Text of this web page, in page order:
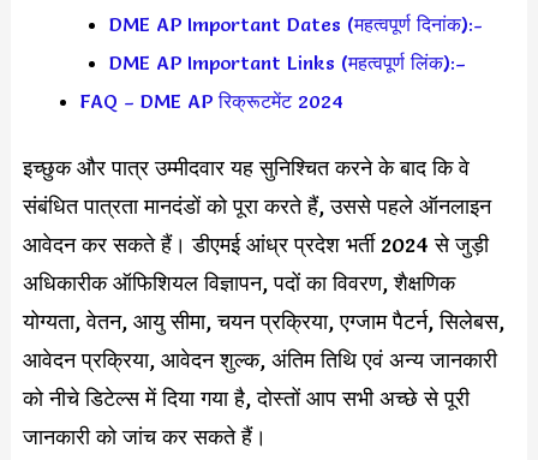
DME AP Important Dates (महत्वपूर्ण दिनांक):-
DME AP Important Links (महत्वपूर्ण लिंक):–
FAQ – DME AP रिक्रूटमेंट 2024
इच्छुक और पात्र उम्मीदवार यह सुनिश्चित करने के बाद कि वे
संबंधित पात्रता मानदंडों को पूरा करते हैं, उससे पहले ऑनलाइन
आवेदन कर सकते हैं। डीएमई आंध्र प्रदेश भर्ती 2024 से जुड़ी
अधिकारीक ऑफिशियल विज्ञापन, पदों का विवरण, शैक्षणिक
योग्यता, वेतन, आयु सीमा, चयन प्रक्रिया, एग्जाम पैटर्न, सिलेबस,
आवेदन प्रक्रिया, आवेदन शुल्क, अंतिम तिथि एवं अन्य जानकारी
को नीचे डिटेल्स में दिया गया है, दोस्तों आप सभी अच्छे से पूरी
जानकारी को जांच कर सकते हैं।